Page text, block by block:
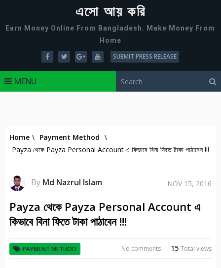
এসো আয় করি
Earn Money Online From Bangladesh. Make Money From
Home
SUBMIT PRESS RELEASE
MENU
Home \ Payment Method \
Payza থেকে Payza Personal Account এ কিভাবে বিনা ফিতে টাকা পাঠাবেন !!!
By Md Nazrul Islam NOV 15, 2016
Payza থেকে Payza Personal Account এ
কিভাবে বিনা ফিতে টাকা পাঠাবেন !!!
PAYMENT METHOD 15Total views
No comments